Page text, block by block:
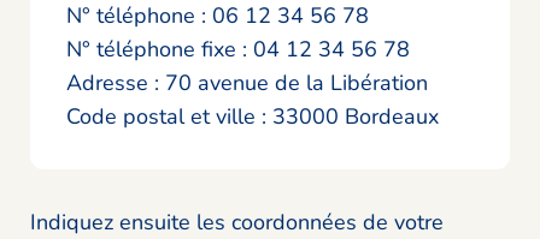
N° téléphone : 06 12 34 56 78
N° téléphone fixe : 04 12 34 56 78
Adresse : 70 avenue de la Libération
Code postal et ville : 33000 Bordeaux
Indiquez ensuite les coordonnées de votre